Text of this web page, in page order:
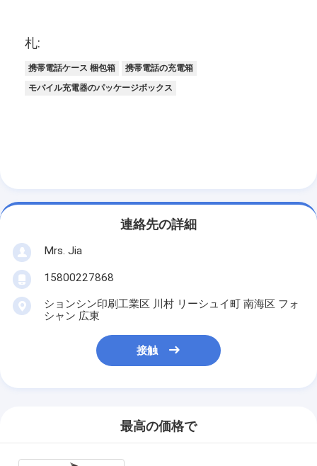
札:
携帯電話ケース 梱包箱
携帯電話の充電箱
モバイル充電器のパッケージボックス
連絡先の詳細
Mrs. Jia
15800227868
ションシン印刷工業区 川村 リーシュイ町 南海区 フォ
シャン 広東
接触
最高の価格で